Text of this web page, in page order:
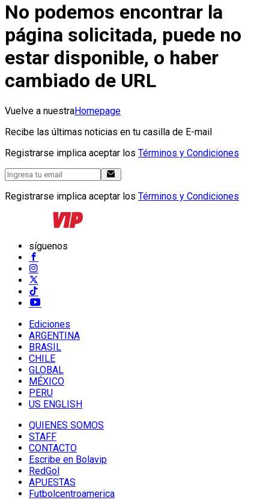
No podemos encontrar la
página solicitada, puede no
estar disponible, o haber
cambiado de URL
Vuelve a nuestraHomepage
Recibe las últimas noticias en tu casilla de E-mail
Registrarse implica aceptar los Términos y Condiciones
Registrarse implica aceptar los Términos y Condiciones
síguenos
Ediciones
ARGENTINA
BRASIL
CHILE
GLOBAL
MÉXICO
PERU
US ENGLISH
QUIENES SOMOS
STAFF
CONTACTO
Escribe en Bolavip
RedGol
APUESTAS
Futbolcentroamerica